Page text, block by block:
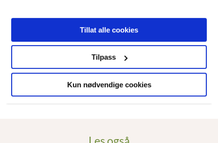
Tillat alle cookies
Tilpass
Kun nødvendige cookies
Vigelandsparken – en esoterisk guide.
Paradigmeskifte forlag 2017
ISBN: 9788293235248